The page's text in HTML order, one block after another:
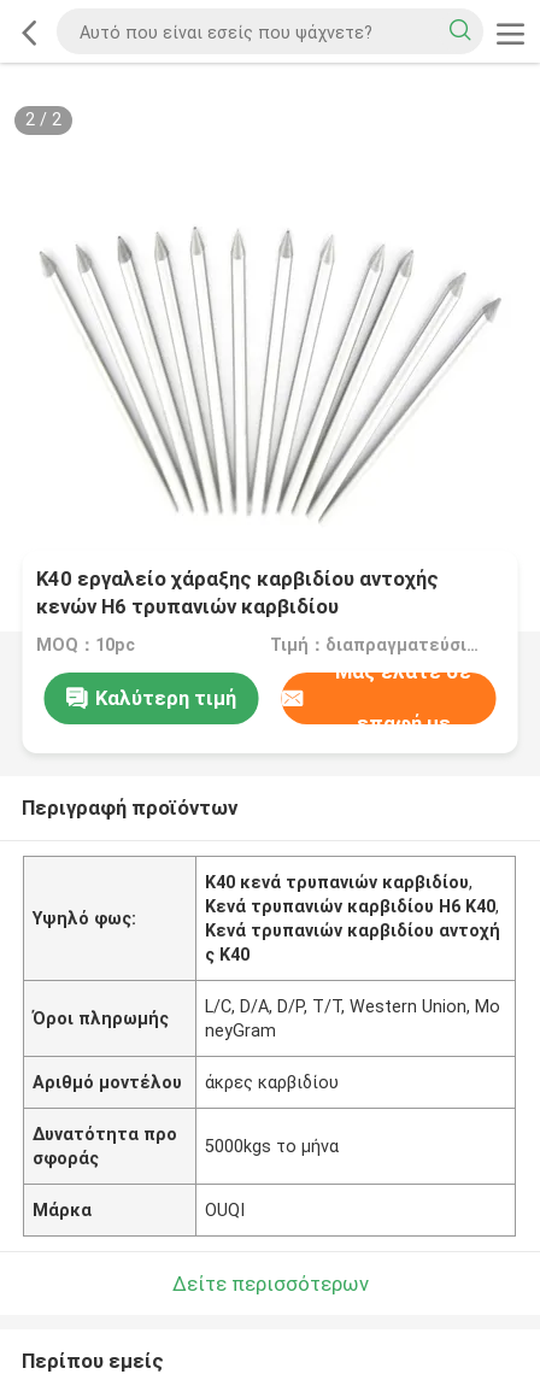
2/ 2
K40 εργαλείο χάραξης καρβιδίου αντοχής
κενών H6 τρυπανιών καρβιδίου
MOQ：10pc Τιμή：διαπραγματεύσιμα
Καλύτερη τιμή
Μας ελάτε σε
επαφή με
Περιγραφή προϊόντων
Υψηλό φως:
K40 κενά τρυπανιών καρβιδίου,
Κενά τρυπανιών καρβιδίου H6 K40,
Κενά τρυπανιών καρβιδίου αντοχή
ς K40
Όροι πληρωμής
L/C, D/A, D/P, T/T, Western Union, Mo
neyGram
Αριθμό μοντέλου άκρες καρβιδίου
Δυνατότητα προ
σφοράς
5000kgs το μήνα
Μάρκα OUQI
Δείτε περισσότερων
Περίπου εμείς